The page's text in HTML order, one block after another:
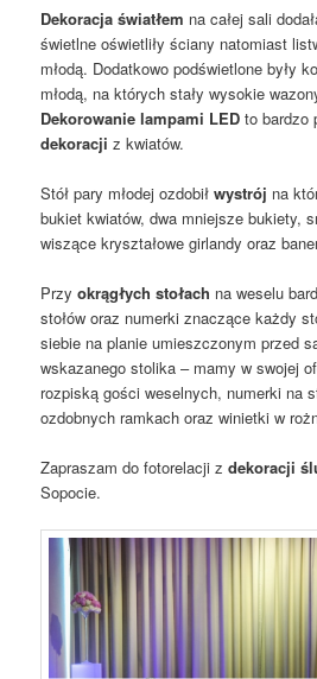
Dekoracja światłem na całej sali
świetlne oświetliły ściany natomiast
młodą. Dodatkowo podświetlone były
młodą, na których stały wysokie
Dekorowanie lampami LED to bardzo
dekoracji z kwiatów.
Stół pary młodej ozdobiłwystrój na
bukiet kwiatów, dwa mniejsze bukiety,
wiszące kryształowe girlandy oraz
Przyokrągłych stołach na weselu
stołów oraz numerki znaczące każdy
siebie na planie umieszczonym przed
wskazanego stolika – mamy w swojej
rozpiską gości weselnych, numerki na
ozdobnych ramkach oraz winietki w
Zapraszam do fotorelacji zdekoracji
Sopocie.